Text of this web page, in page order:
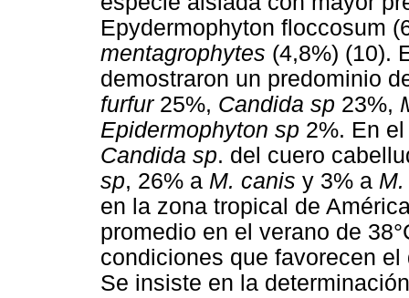
Epydermophyton floccosum
mentagrophytes (4,8%) (10).
demostraron un predominio
furfur25%, Candida sp 23%,
Epidermophyton sp 2%. En
Candida sp. del cuero
sp, 26% a M. canis y 3% a
en la zona tropical de
promedio en el verano de
condiciones que favorecen
Se insiste en la